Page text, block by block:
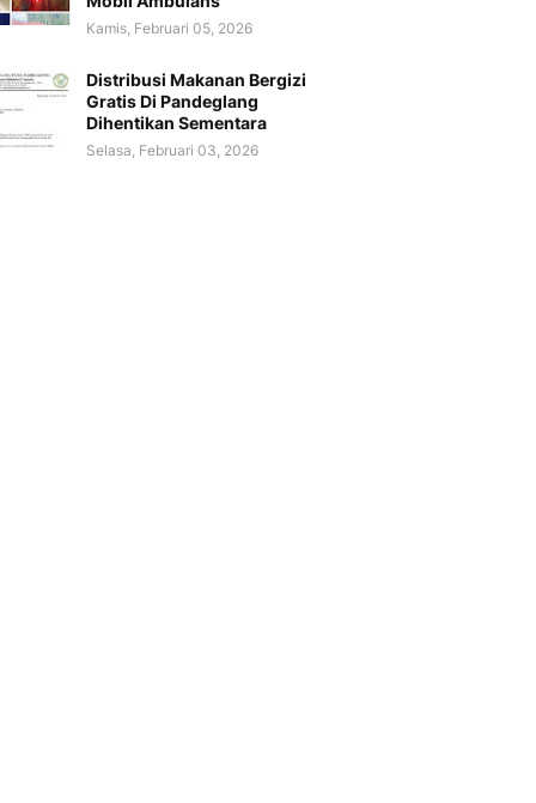
Kamis, Februari 05, 2026
Distribusi Makanan Bergizi
Gratis Di Pandeglang
Dihentikan Sementara
Selasa, Februari 03, 2026